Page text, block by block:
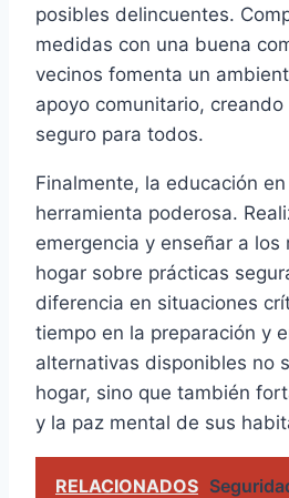
posibles delincuentes.
medidas con una buena
vecinos fomenta un
apoyo comunitario,
seguro para todos.
Finalmente, la educación
herramienta poderosa.
emergencia y enseñar a los
hogar sobre prácticas
diferencia en situaciones
tiempo en la preparación y
alternativas disponibles no
hogar, sino que también
y la paz mental de sus
RELACIONADOS